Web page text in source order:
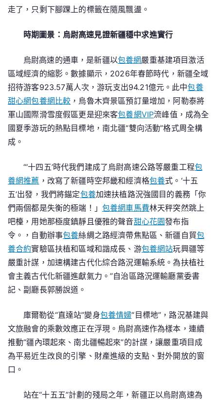
走了，只剩下腳踝上的標籤在隨風飄盪。
時期圖景：烏尉高速見證新疆穩中求進實行
烏尉高速的通車，是新疆以包養網嚴重基建項目激活
區域經濟的縮影。數據顯示，2026年春節時代，新疆全域
招待游客923.57萬人次，游玩支出94.21億元。此中包養
甜心網包養網比較 ，烏魯木齊景區預訂量增加，阿勒泰將
軍山國際滑雪度假區更是迎來客包養網VIP流峰值，成為全
國夏季游玩的熱點目標地，南北疆“雙向活動”格式周全構
成。
“‘十四五’時代我們建成了烏尉高速公路等嚴重工程包
養網推薦 ，改寫了新疆時空邦畿和經濟格包養式。‘十五
五’出發，我們將錨定包養加速扶植路況強國目的義務「你
們兩個都是失衡的極端！」 包養網車馬費林天秤突然跳上
吧檯，用她那極度鎮靜且優雅的聲音甜心花園發布指
令。，自動辦事包養絲綢之路經濟帶焦點區、新疆自貿包
養合約實驗區扶植和區域和諧成長、游包養網站玩興疆等
嚴重計謀，加速構建古代化綜合路況運輸系統。為扶植社
會主義古代化新疆進獻氣力。”自治區路況運輸廳黨委書
記、副廳長郭勝說道。
庫爾勒從“直達站”變身包養情婦“目標地”，路況基建與
文旅融會的乘數效應正在浮現。烏尉高速作為樣本，連續
推動“疆內環起來、南北疆暢起來”的計謀，讓嚴重項目成
為平易近生改良的引擎、財產進級的支點、對外開放的窗
口。
站在“十五五”計劃的殘局之年，新疆正以烏尉高速為